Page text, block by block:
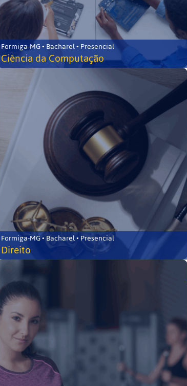
Formiga-MG • Bacharel • Presencial
Ciência da Computação
Formiga-MG • Bacharel • Presencial
Direito